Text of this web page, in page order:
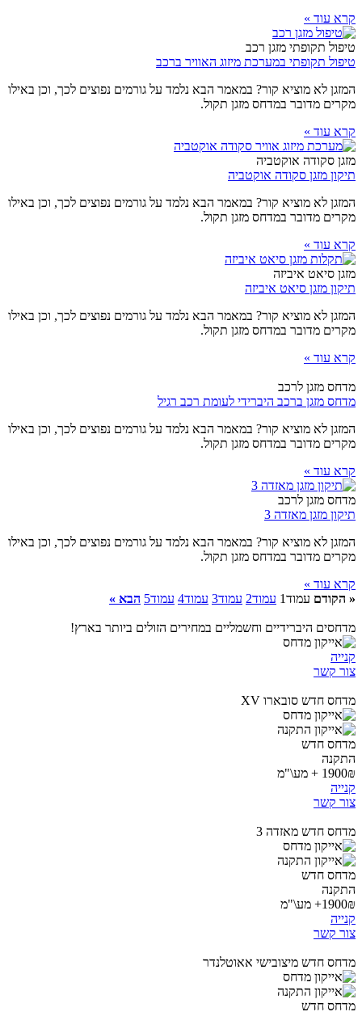
קרא עוד »
טיפול תקופתי מזגן רכב
טיפול תקופתי במערכת מיזוג האוויר ברכב
המזגן לא מוציא קור? במאמר הבא נלמד על גורמים נפוצים לכך, וכן באילו
מקרים מדובר במדחס מזגן תקול.
קרא עוד »
מזגן סקודה אוקטביה
תיקון מזגן סקודה אוקטביה
המזגן לא מוציא קור? במאמר הבא נלמד על גורמים נפוצים לכך, וכן באילו
מקרים מדובר במדחס מזגן תקול.
קרא עוד »
מזגן סיאט איביזה
תיקון מזגן סיאט איביזה
המזגן לא מוציא קור? במאמר הבא נלמד על גורמים נפוצים לכך, וכן באילו
מקרים מדובר במדחס מזגן תקול.
קרא עוד »
מדחס מזגן לרכב
מדחס מזגן ברכב היברידי לעומת רכב רגיל
המזגן לא מוציא קור? במאמר הבא נלמד על גורמים נפוצים לכך, וכן באילו
מקרים מדובר במדחס מזגן תקול.
קרא עוד »
מדחס מזגן לרכב
תיקון מזגן מאזדה 3
המזגן לא מוציא קור? במאמר הבא נלמד על גורמים נפוצים לכך, וכן באילו
מקרים מדובר במדחס מזגן תקול.
קרא עוד »
« הקודם עמוד1 עמוד2 עמוד3 עמוד4 עמוד5 הבא »
מדחסים היברידיים וחשמליים במחירים הזולים ביותר בארץ!
קנייה
צור קשר
מדחס חדש סובארו XV
מדחס חדש
התקנה
1900₪ + מע\"מ
קנייה
צור קשר
מדחס חדש מאזדה 3
מדחס חדש
התקנה
1900₪+ מע\"מ
קנייה
צור קשר
מדחס חדש מיצובישי אאוטלנדר
מדחס חדש